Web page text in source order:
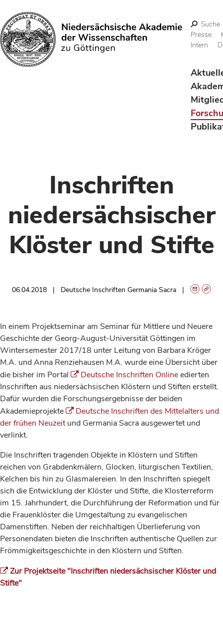
Suchen
Suche
Presse
Intern
Inschriften
niedersächsischer
Klöster und Stifte
06.04.2018 Deutsche Inschriften Germania Sacra
In einem Projektseminar am Seminar für Mittlere und Neuere
Geschichte der Georg-August-Universität Göttingen im
Wintersemester 2017/18 unter Leitung von Barbara Kröger
M.A. und Anna Renziehausen M.A. wurde eine Übersicht über
die bisher im Portal
Deutsche Inschriften Onlineedierten
Inschriften aus niedersächsischen Klöstern und Stiften erstellt.
Dafür wurden die Forschungsergebnisse der beiden
Akademieprojekte
Deutsche Inschriften des Mittelalters und
der frühen Neuzeitund Germania Sacra ausgewertet und
verlinkt.
Die Inschriften tragenden Objekte in Klöstern und Stiften
reichen von Grabdenkmälern, Glocken, liturgischen Textilien,
Kelchen bis hin zu Glasmalereien. In den Inschriften spiegelt
sich die Entwicklung der Klöster und Stifte, die Klosterreform
im 15. Jahrhundert, die Durchführung der Reformation und für
die Frauenklöster die Umgestaltung zu evangelischen
Damenstiften. Neben der reichhaltigen Überlieferung von
Personendaten bieten die Inschriften authentische Quellen zur
Frömmigkeitsgeschichte in den Klöstern und Stiften.
Zur Projektseite "Inschriften niedersächsischer Klöster und
Stifte"